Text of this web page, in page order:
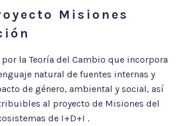
Misiones
la Teoría del Cambio que incorpora
natural de fuentes internas y
de género, ambiental y social, así
al proyecto de Misiones del
de I+D+I .